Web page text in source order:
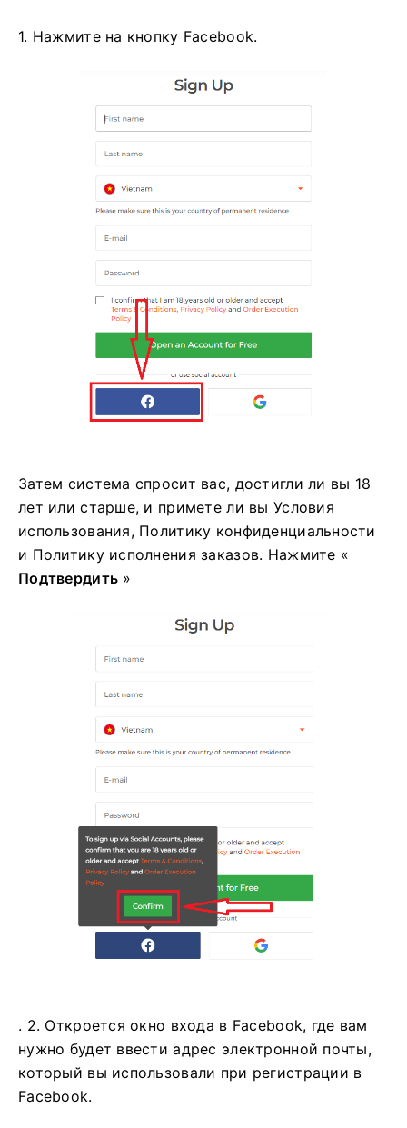
1. Нажмите на кнопку Facebook.
Затем система спросит вас, достигли ли вы 18
лет или старше, и примете ли вы Условия
использования, Политику конфиденциальности
и Политику исполнения заказов. Нажмите «
Подтвердить »
. 2. Откроется окно входа в Facebook, где вам
нужно будет ввести адрес электронной почты,
который вы использовали при регистрации в
Facebook.